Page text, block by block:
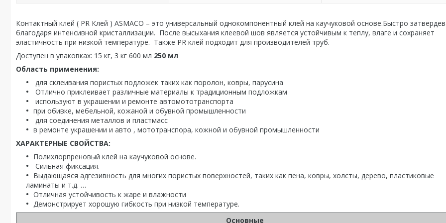
Контактный клей ( PR Клей ) ASMACO – это универсальный однокомпонентный клей на каучуковой основе.Быстро
благодаря интенсивной кристаллизации. После высыхания клеевой шов является устойчивым к теплу, влаге и сохраняет
эластичность при низкой температуре. Также PR клей подходит для производителей труб.
Доступен в упаковках: 15 кг, 3 кг 600 мл 250 мл
Область применения:
для склеивания пористых подложек таких как поролон, ковры, парусина
Отлично приклеивает различные материалы к традиционным подложкам
используют в украшении и ремонте автомототранспорта
при обивке, мебельной, кожаной и обувной промышленности
для соединения металлов и пластмасс
в ремонте украшении и авто , мототранспора, кожной и обувной промышленности
ХАРАКТЕРНЫЕ СВОЙСТВА:
Полихлорпреновый клей на каучуковой основе.
Сильная фиксация.
Выдающаяся адгезивность для многих пористых поверхностей, таких как пена, ковры, холсты, дерево, пластиковые
ламинаты и т.д. …
Отличная устойчивость к жаре и влажности
Демонстрирует хорошую гибкость при низкой температуре.
Основные